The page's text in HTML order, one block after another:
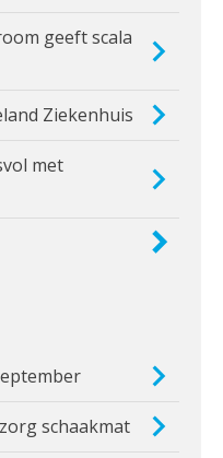
geeft scala
Ziekenhuis
met
schaakmat